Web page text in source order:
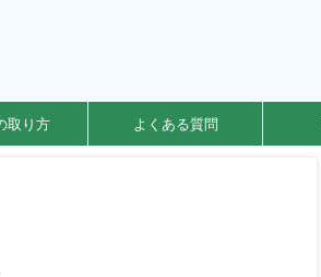
取り方 よくある質問